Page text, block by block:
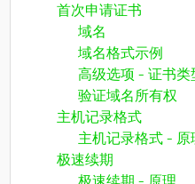
首次申请证书
域名
域名格式示例
高级选项 - 证书类
验证域名所有权
主机记录格式
主机记录格式 - 原
极速续期